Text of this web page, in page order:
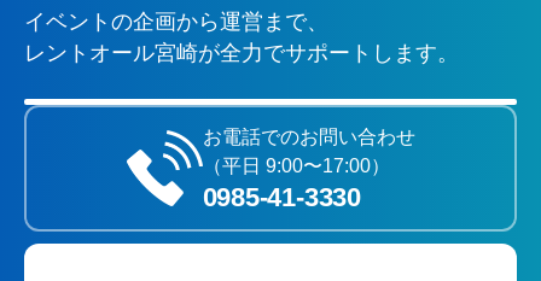
イベントの企画から運営まで、
レントオール宮崎が全力でサポートします。
お電話でのお問い合わせ
（平日 9:00〜17:00）
0985‐41‐3330